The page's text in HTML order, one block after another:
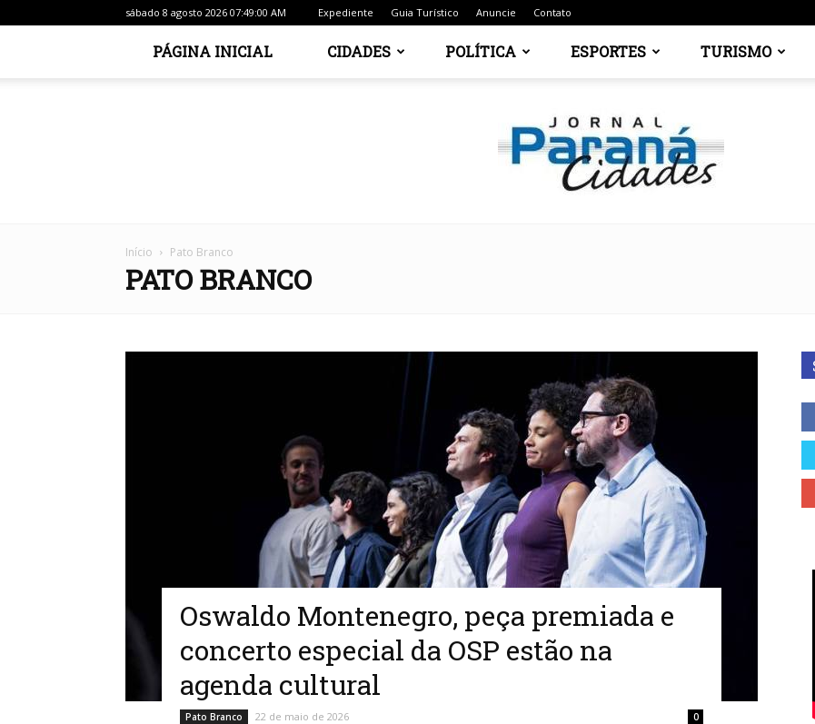
sábado 8 agosto 2026 07:49:00 AM Expediente Guia Turístico Anuncie Contato
PÁGINA INICIAL CIDADES POLÍTICA ESPORTES TURISMO
Cidades
do
Início Pato Branco
PATO BRANCO
Oswaldo Montenegro, peça premiada e
concerto especial da OSP estão na
agenda cultural
Pato Branco 22 de maio de 2026 0